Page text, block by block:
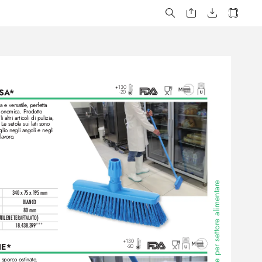
340 x 75 x 195 mm
BIANCO
80 mm
TERAFTALATO)
18.438.399***
ostinato.
+130
-20
*
e versatile, perfetta
Prodotto
altri articoli di pulizia,
setole sui lati sono
negli angoli e negli
.
+130
-20
e alimentar
e